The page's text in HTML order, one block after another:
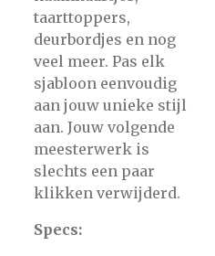
taarttoppers,
deurbordjes en nog
veel meer. Pas elk
sjabloon eenvoudig
aan jouw unieke stijl
aan. Jouw volgende
meesterwerk is
slechts een paar
klikken verwijderd.
Specs: